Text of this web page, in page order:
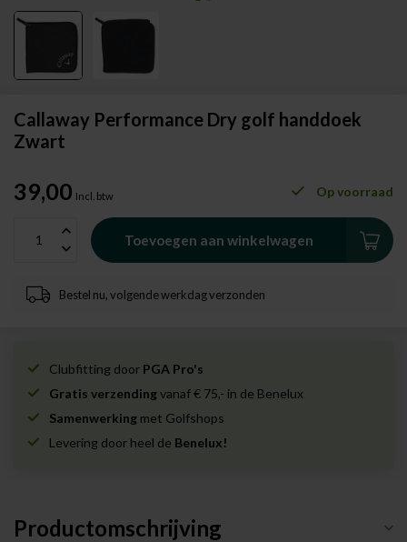
Callaway Performance Dry golf handdoek
Zwart
39,00 Incl. btw Op voorraad
Toevoegen aan winkelwagen
Bestel nu, volgende werkdag verzonden
Clubfitting door PGA Pro's
Gratis verzendingvanaf € 75,- in de Benelux
Samenwerking met Golfshops
Levering door heel de Benelux!
Productomschrijving